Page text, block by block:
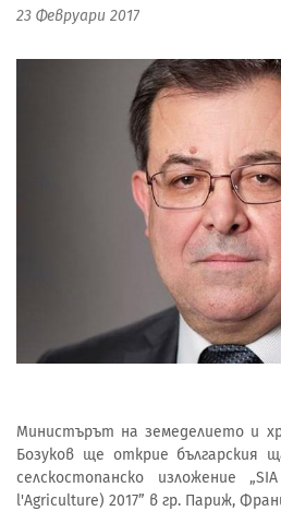
23 Февруари 2017
Министърът на земеделието и
Бозуков ще открие българския
селскостопанско изложение
l'Agriculture) 2017” в гр. Париж,